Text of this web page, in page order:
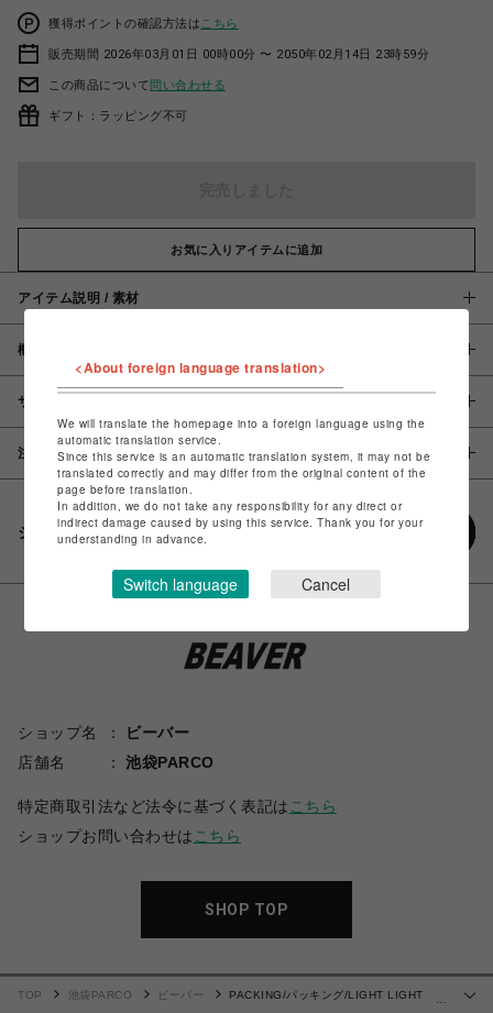
獲得ポイントの確認方法は こちら
販売期間 2026年03月01日 00時00分 〜 2050年02月14日 23時59分
この商品について問い合わせる
ギフト：ラッピング不可
お気に入りアイテムに追加
アイテム説明 / 素材
概要
サイズ
注意事項
シェアする
ショップ名
ビーバー
店舗名
池袋PARCO
特定商取引法など法令に基づく表記は こちら
ショップお問い合わせは こちら
SHOP TOP
TOP 池袋PARCO ビーバー
PACKING/パッキング/LIGHT LIGHT
<About foreign language translation>
We will translate the homepage into a foreign language using the
automatic translation service.
Since this service is an automatic translation system, it may not be
translated correctly and may differ from the original content of the
page before translation.
In addition, we do not take any responsibility for any direct or
indirect damage caused by using this service. Thank you for your
understanding in advance.
Switch language Cancel